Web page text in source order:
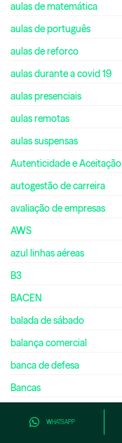
WHATSAPP
aulas de matemática
aulas de português
aulas de reforco
aulas durante a covid 19
aulas presenciais
aulas remotas
aulas suspensas
Autenticidade e Aceitação
autogestão de carreira
avaliação de empresas
AWS
azul linhas aéreas
B3
BACEN
balada de sábado
balança comercial
banca de defesa
Bancas